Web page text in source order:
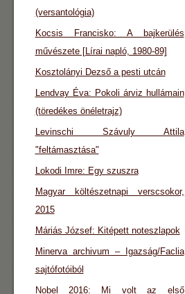
(versantológia)
Kocsis Francisko: A bajkerülés
művészete [Lírai napló, 1980-89]
Kosztolányi Dezső a pesti utcán
Lendvay Éva: Pokoli árviz hullámain
(töredékes önéletrajz)
Levinschi Szávuly Attila
"feltámasztása"
Lokodi Imre: Egy szuszra
Magyar költészetnapi verscsokor,
2015
Máriás József: Kitépett noteszlapok
Minerva archivum – Igazság/Faclia
sajtófotóiból
Nobel 2016: Mi volt az első